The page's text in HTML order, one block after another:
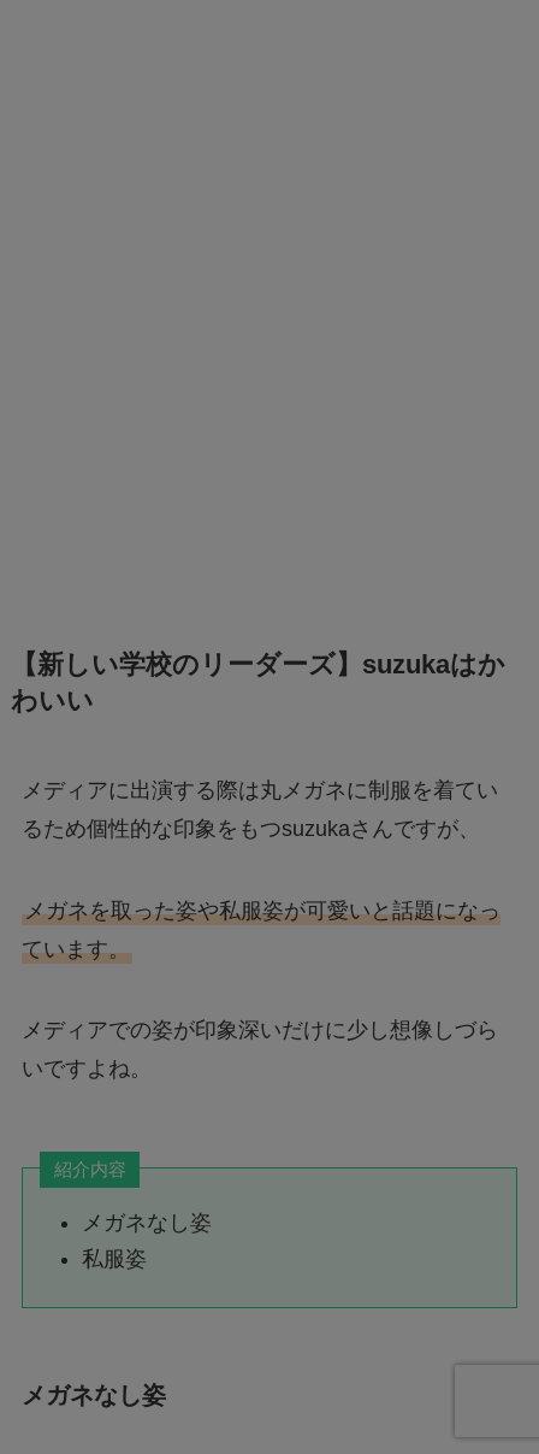
【新しい学校のリーダーズ】suzukaはか
わいい
メディアに出演する際は丸メガネに制服を着てい
るため個性的な印象をもつsuzukaさんですが、
メガネを取った姿や私服姿が可愛いと話題になっ
ています。
メディアでの姿が印象深いだけに少し想像しづら
いですよね。
紹介内容
メガネなし姿
私服姿
メガネなし姿